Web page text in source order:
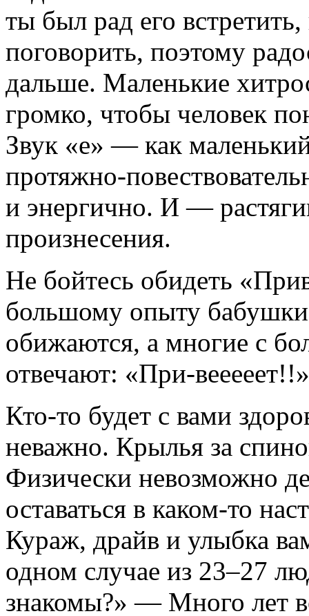
ты был рад его
поговорить, поэтому
дальше. Маленькие
громко, чтобы человек
Звук «е» — как
протяжно-
и энергично. И —
произнесения.
Не бойтесь обидеть
большому опыту
обижаются, а многие с
отвечают: «При-вееееет!!»
Кто-то будет с вами
неважно. Крылья за
Физически невозможно
оставаться в каком-то
Кураж, драйв и улыбка
одном случае из 23–27
знакомы?» — Много лет